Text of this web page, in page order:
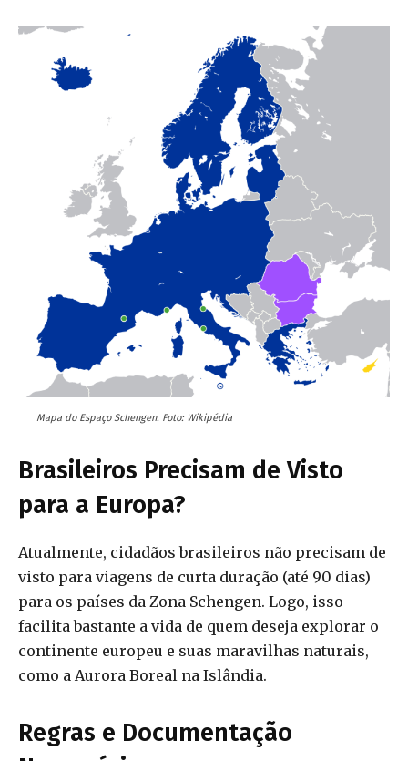
Mapa do Espaço Schengen. Foto: Wikipédia
Brasileiros Precisam de Visto
para a Europa?
Atualmente, cidadãos brasileiros não precisam de
visto para viagens de curta duração (até 90 dias)
para os países da Zona Schengen. Logo, isso
facilita bastante a vida de quem deseja explorar o
continente europeu e suas maravilhas naturais,
como a Aurora Boreal na Islândia.
Regras e Documentação